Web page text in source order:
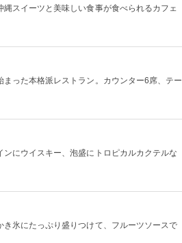
スイーツと美味しい食事が食べられるカフェ
った本格派レストラン。カウンター6席、テー
にウイスキー、泡盛にトロピカルカクテルな
氷にたっぷり盛りつけて、フルーツソースで